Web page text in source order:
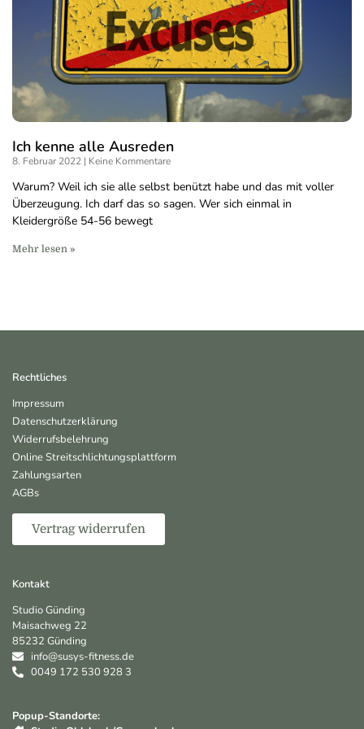
Ich kenne alle Ausreden
8. Februar 2022 Keine Kommentare
Warum? Weil ich sie alle selbst benützt habe und das mit voller
Überzeugung. Ich darf das so sagen. Wer sich einmal in
Kleidergröße 54-56 bewegt
Mehr lesen »
Rechtliches
Impressum
Datenschutzerklärung
Widerrufsbelehrung
Online Streitschlichtungsplattform
Zahlungsarten
AGBs
Vertrag widerrufen
Kontakt
Studio Günding
Maisachweg 22
85232 Günding
info@susys-fitness.de
0049 172 530 928 3
Popup-Standorte: